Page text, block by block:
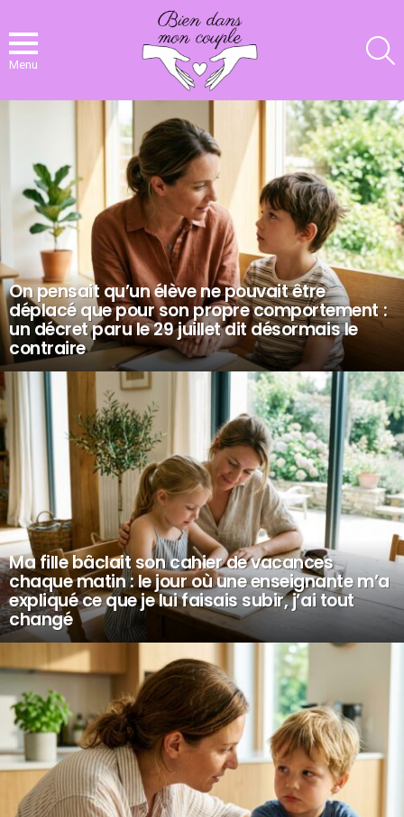
Menu
On pensait qu’un élève ne pouvait être
déplacé que pour son propre comportement :
un décret paru le 29 juillet dit désormais le
contraire
Ma fille bâclait son cahier de vacances
chaque matin : le jour où une enseignante m’a
expliqué ce que je lui faisais subir, j’ai tout
changé